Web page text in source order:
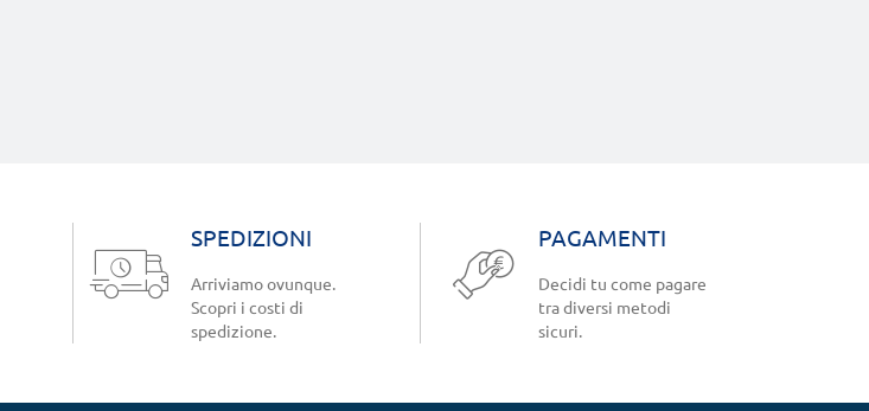
SPEDIZIONI
Arriviamo ovunque.
Scopri i costi di
spedizione.
PAGAMENTI
Decidi tu come pagare
tra diversi metodi
sicuri.